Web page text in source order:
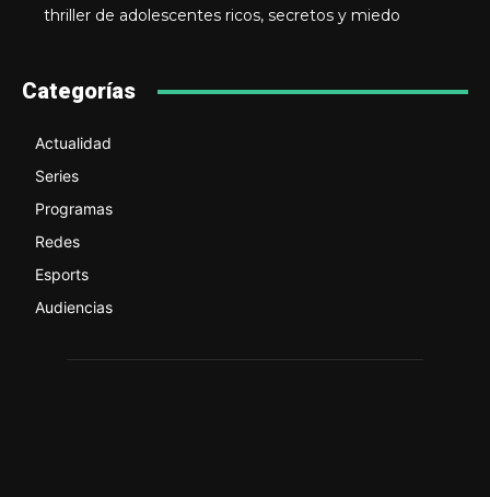
thriller de adolescentes ricos, secretos y miedo
Categorías
Actualidad
Series
Programas
Redes
Esports
Audiencias